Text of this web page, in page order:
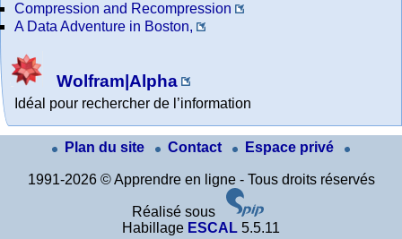
Compression and Recompression
A Data Adventure in Boston,
Wolfram|Alpha
Idéal pour rechercher de l’information
Plan du site Contact Espace privé
1991-2026 © Apprendre en ligne - Tous droits réservés
Réalisé sous
Habillage ESCAL 5.5.11